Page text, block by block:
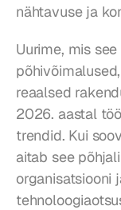
nähtavuse ja
Uurime, mis
reaalsed
2026. aastal
trendid. Kui
aitab see
organisatsiooni